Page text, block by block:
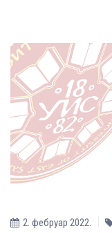
2. фебруар 2022.